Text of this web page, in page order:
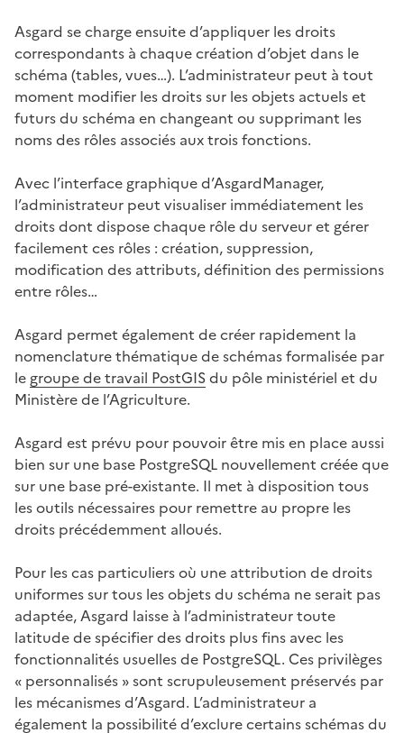
Asgard se charge ensuite d’appliquer les droits
correspondants à chaque création d’objet dans le
schéma (tables, vues…). L’administrateur peut à tout
moment modifier les droits sur les objets actuels et
futurs du schéma en changeant ou supprimant les
noms des rôles associés aux trois fonctions.
Avec l’interface graphique d’AsgardManager,
l’administrateur peut visualiser immédiatement les
droits dont dispose chaque rôle du serveur et gérer
facilement ces rôles : création, suppression,
modification des attributs, définition des permissions
entre rôles…
Asgard permet également de créer rapidement la
nomenclature thématique de schémas formalisée par
le groupe de travail PostGISdu pôle ministériel et du
Ministère de l’Agriculture.
Asgard est prévu pour pouvoir être mis en place aussi
bien sur une base PostgreSQL nouvellement créée que
sur une base pré-existante. Il met à disposition tous
les outils nécessaires pour remettre au propre les
droits précédemment alloués.
Pour les cas particuliers où une attribution de droits
uniformes sur tous les objets du schéma ne serait pas
adaptée, Asgard laisse à l’administrateur toute
latitude de spécifier des droits plus fins avec les
fonctionnalités usuelles de PostgreSQL. Ces privilèges
« personnalisés » sont scrupuleusement préservés par
les mécanismes d’Asgard. L’administrateur a
également la possibilité d’exclure certains schémas du